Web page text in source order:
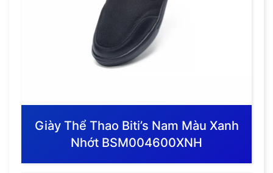
Giày Thể Thao Biti’s Nam Màu Xanh
Nhớt BSM004600XNH